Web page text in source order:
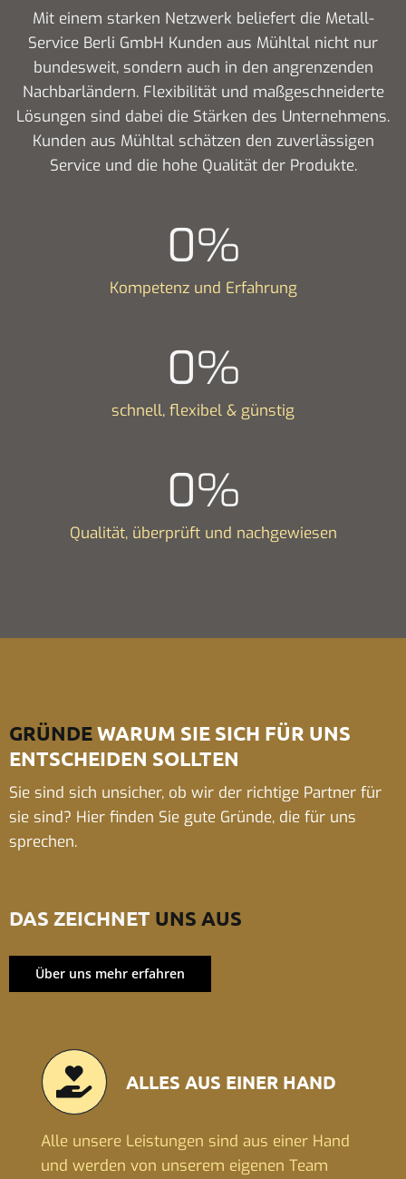
Mit einem starken Netzwerk beliefert die Metall-
Service Berli GmbH Kunden aus Mühltal nicht nur
bundesweit, sondern auch in den angrenzenden
Nachbarländern. Flexibilität und maßgeschneiderte
Lösungen sind dabei die Stärken des Unternehmens.
Kunden aus Mühltal schätzen den zuverlässigen
Service und die hohe Qualität der Produkte.
0%
Kompetenz und Erfahrung
0%
schnell, flexibel & günstig
0%
Qualität, überprüft und nachgewiesen
GRÜNDEWARUM SIE SICH FÜR UNS
ENTSCHEIDEN SOLLTEN
Sie sind sich unsicher, ob wir der richtige Partner für
sie sind? Hier finden Sie gute Gründe, die für uns
sprechen.
DAS ZEICHNET UNS AUS
Über uns mehr erfahren
ALLES AUS EINER HAND
Alle unsere Leistungen sind aus einer Hand
und werden von unserem eigenen Team